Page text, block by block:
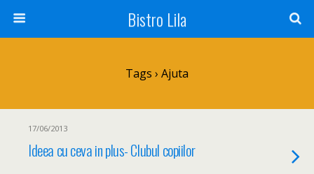
Bistro Lila
Tags › Ajuta
17/06/2013
Ideea cu ceva in plus- Clubul copiilor